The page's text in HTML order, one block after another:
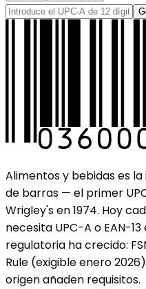
Alimentos y bebidas es
de barras — el primer
Wrigley's en 1974. Hoy
necesita UPC-A o EAN-
regulatoria ha crecido:
Rule (exigible enero
origen añaden requisitos.